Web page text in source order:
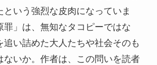
という強烈な皮肉になっていま
罪」は、無知なタコピーではな
追い詰めた大人たちや社会そのも
ないか。作者は、この問いを読者